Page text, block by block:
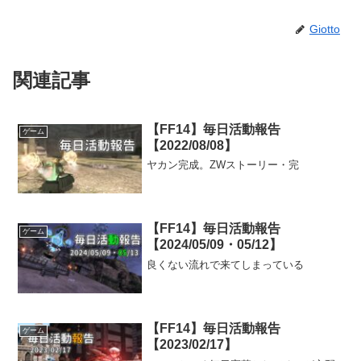
Giotto
関連記事
ゲーム
【FF14】毎日活動報告
【2022/08/08】
ヤカン完成。ZWストーリー・完
ゲーム
【FF14】毎日活動報告
【2024/05/09・05/12】
良くない流れで来てしまっている
ゲーム
【FF14】毎日活動報告
【2023/02/17】